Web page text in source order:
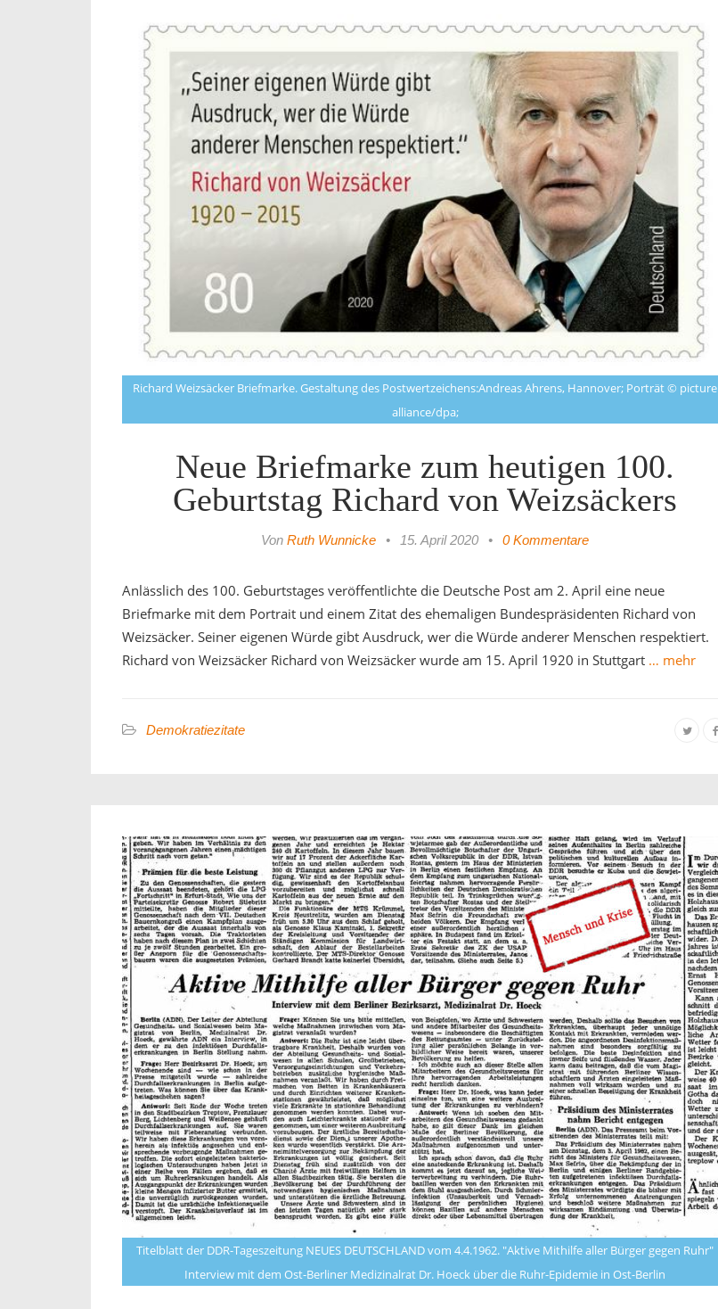
Richard Weizsäcker Briefmarke. Gestaltung des Postwertzeichens:Andreas Ahrens, Hannover; Porträt © picture
alliance/dpa;
Neue Briefmarke zum heutigen 100.
Geburtstag Richard von Weizsäckers
Von Ruth Wunnicke • 15. April 2020 • 0 Kommentare
Anlässlich des 100. Geburtstages veröffentlichte die Deutsche Post am 2. April eine neue
Briefmarke mit dem Portrait und einem Zitat des ehemaligen Bundespräsidenten Richard von
Weizsäcker. Seiner eigenen Würde gibt Ausdruck, wer die Würde anderer Menschen respektiert.
Richard von Weizsäcker Richard von Weizsäcker wurde am 15. April 1920 in Stuttgart … mehr
Demokratiezitate
Titelblatt der DDR-Tageszeitung NEUES DEUTSCHLAND vom 4.4.1962. "Aktive Mithilfe aller Bürger gegen Ruhr"
Interview mit dem Ost-Berliner Medizinalrat Dr. Hoeck über die Ruhr-Epidemie in Ost-Berlin